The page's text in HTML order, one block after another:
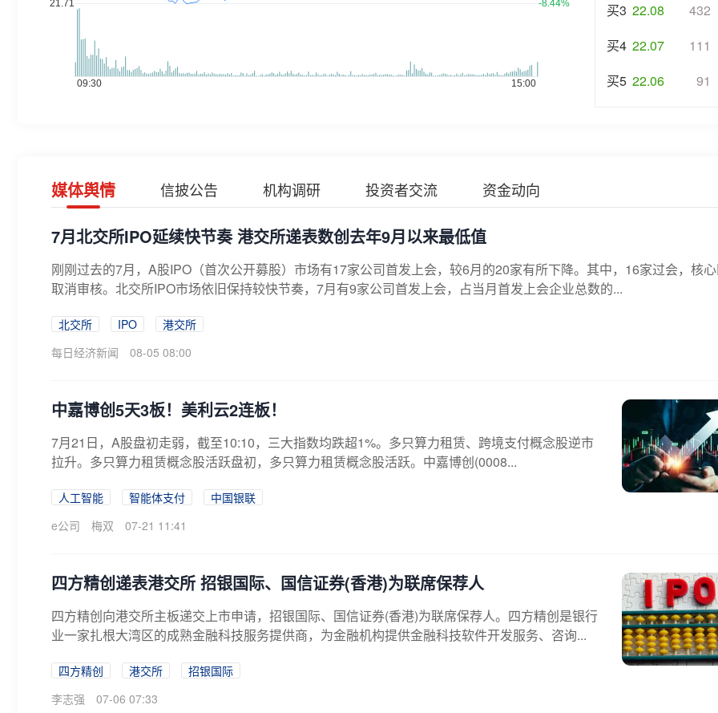
买3 22.08
432
买4 22.07
111
买5 22.06 91
媒体舆情 信披公告 机构调研 投资者交流 资金动向
7月北交所IPO延续快节奏 港交所递表数创去年9月以来最低值
刚刚过去的7月，A股IPO（首次公开募股）市场有17家公司首发上会，较6月的20家有所下降。其中，16家过会，核
取消审核。北交所IPO市场依旧保持较快节奏，7月有9家公司首发上会，占当月首发上会企业总数的...
北交所 IPO
港交所
每日经济新闻
08-05 08:00
中嘉博创5天3板！美利云2连板！
7月21日，A股盘初走弱，截至10:10，三大指数均跌超1%。多只算力租赁、跨境支付概念股逆市
拉升。多只算力租赁概念股活跃盘初，多只算力租赁概念股活跃。中嘉博创(0008...
人工智能 智能体支付
中国银联
e公司
梅双 07-21 11:41
四方精创递表港交所 招银国际、国信证券(香港)为联席保荐人
四方精创向港交所主板递交上市申请，招银国际、国信证券(香港)为联席保荐人。四方精创是银行
业一家扎根大湾区的成熟金融科技服务提供商，为金融机构提供金融科技软件开发服务、咨询...
四方精创 港交所
招银国际
李志强
07-06 07:33